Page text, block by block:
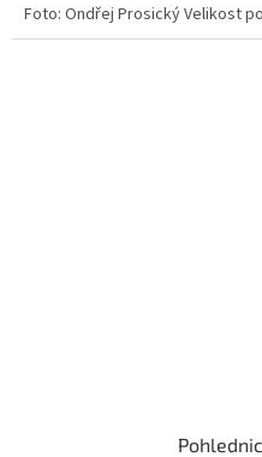
Foto: Ondřej Prosický Velikost